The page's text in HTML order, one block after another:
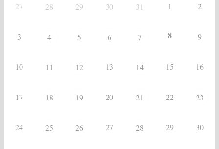
27 28 29 30 31 1 2
3 4 5 6 7 8 9
10 11 12 13 14 15 16
17 18 19 20 21 22 23
24 25 26 27 28 29 30